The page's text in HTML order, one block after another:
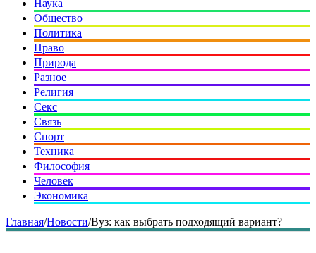
Наука
Общество
Политика
Право
Природа
Разное
Религия
Секс
Связь
Спорт
Техника
Философия
Человек
Экономика
Главная/Новости/Вуз: как выбрать подходящий вариант?